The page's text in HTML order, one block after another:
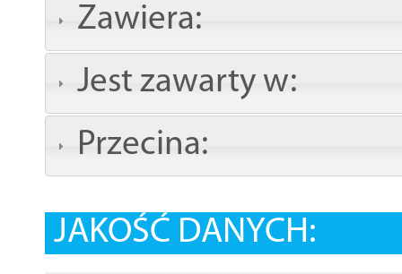
Zawiera:
Jest zawarty w:
Przecina:
JAKOŚĆ DANYCH: